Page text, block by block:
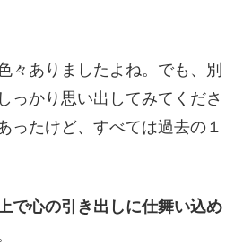
々ありましたよね。でも、別
っかり思い出してみてくださ
ったけど、すべては過去の１
で心の引き出しに仕舞い込め